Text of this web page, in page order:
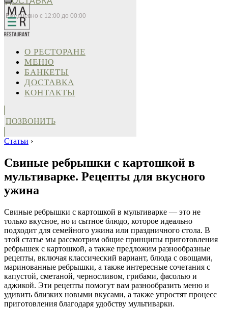
Ежедневно с 12:00 до 00:00
О РЕСТОРАНЕ
МЕНЮ
БАНКЕТЫ
ДОСТАВКА
КОНТАКТЫ
ПОЗВОНИТЬ
Статьи ›
Свиные ребрышки с картошкой в
мультиварке. Рецепты для вкусного
ужина
Свиные ребрышки с картошкой в мультиварке — это не
только вкусное, но и сытное блюдо, которое идеально
подходит для семейного ужина или праздничного стола. В
этой статье мы рассмотрим общие принципы приготовления
ребрышек с картошкой, а также предложим разнообразные
рецепты, включая классический вариант, блюда с овощами,
маринованные ребрышки, а также интересные сочетания с
капустой, сметаной, черносливом, грибами, фасолью и
аджикой. Эти рецепты помогут вам разнообразить меню и
удивить близких новыми вкусами, а также упростят процесс
приготовления благодаря удобству мультиварки.